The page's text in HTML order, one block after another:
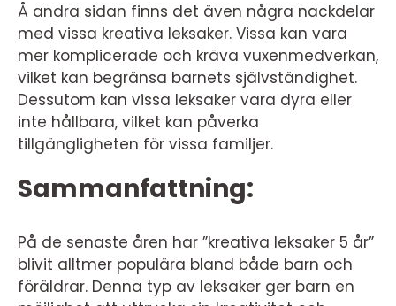
Å andra sidan finns det även några nackdelar
med vissa kreativa leksaker. Vissa kan vara
mer komplicerade och kräva vuxenmedverkan,
vilket kan begränsa barnets självständighet.
Dessutom kan vissa leksaker vara dyra eller
inte hållbara, vilket kan påverka
tillgängligheten för vissa familjer.
Sammanfattning:
På de senaste åren har ”kreativa leksaker 5 år”
blivit alltmer populära bland både barn och
föräldrar. Denna typ av leksaker ger barn en